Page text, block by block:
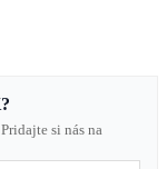
si nás na